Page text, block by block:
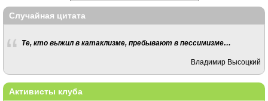
Случайная цитата
Те, кто выжил в катаклизме, пребывают в пессимизме…
Владимир Высоцкий
Активисты клуба